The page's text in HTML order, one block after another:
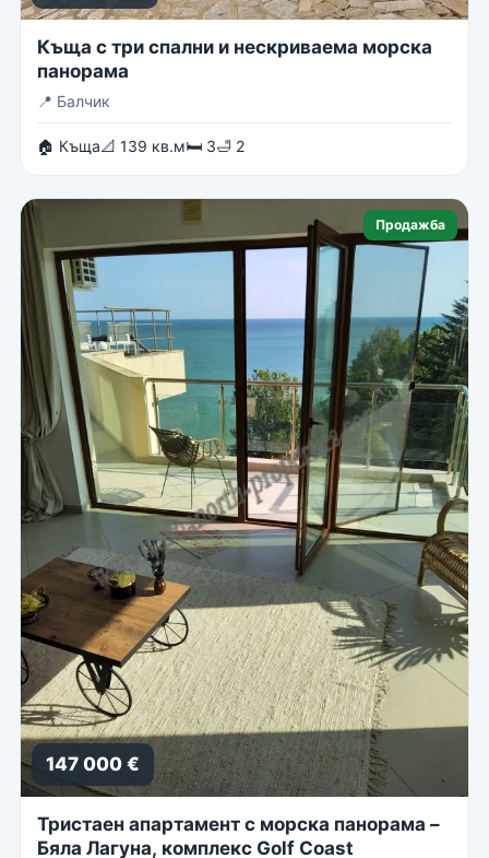
Къща с три спални и нескриваема морска
панорама
📍 Балчик
🏠 Къща📐 139 кв.м🛏 3🛁 2
Продажба
147 000 €
Тристаен апартамент с морска панорама –
Бяла Лагуна, комплекс Golf Coast